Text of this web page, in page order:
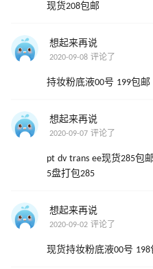
现货208包邮
想起来再说
2020-09-08 评论了
持妆粉底液00号 199包邮
想起来再说
2020-09-07 评论了
pt dv trans ee现货285包
5盘打包285
想起来再说
2020-09-02 评论了
现货持妆粉底液00号 198